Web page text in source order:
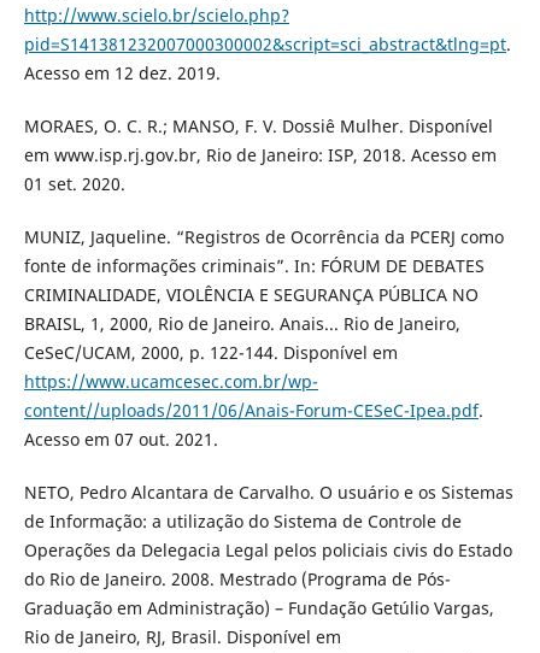
http://www.scielo.br/scielo.php?
pid=S141381232007000300002&script=sci_abstract&tlng=pt.
Acesso em 12 dez. 2019.
MORAES, O. C. R.; MANSO, F. V. Dossiê Mulher. Disponível
em www.isp.rj.gov.br, Rio de Janeiro: ISP, 2018. Acesso em
01 set. 2020.
MUNIZ, Jaqueline. “Registros de Ocorrência da PCERJ como
fonte de informações criminais”. In: FÓRUM DE DEBATES
CRIMINALIDADE, VIOLÊNCIA E SEGURANÇA PÚBLICA NO
BRAISL, 1, 2000, Rio de Janeiro. Anais... Rio de Janeiro,
CeSeC/UCAM, 2000, p. 122-144. Disponível em
https://www.ucamcesec.com.br/wp-
content//uploads/2011/06/Anais-Forum-CESeC-Ipea.pdf.
Acesso em 07 out. 2021.
NETO, Pedro Alcantara de Carvalho. O usuário e os Sistemas
de Informação: a utilização do Sistema de Controle de
Operações da Delegacia Legal pelos policiais civis do Estado
do Rio de Janeiro. 2008. Mestrado (Programa de Pós-
Graduação em Administração) – Fundação Getúlio Vargas,
Rio de Janeiro, RJ, Brasil. Disponível em